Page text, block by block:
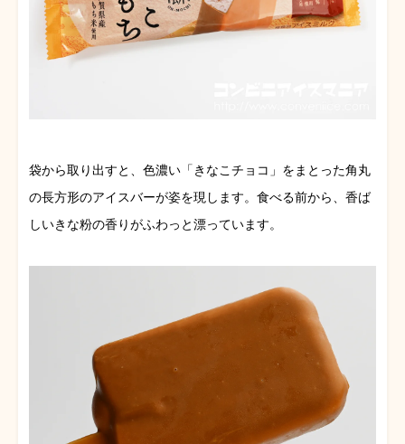
袋から取り出すと、色濃い「きなこチョコ」をまとった角丸
の長方形のアイスバーが姿を現します。食べる前から、香ば
しいきな粉の香りがふわっと漂っています。